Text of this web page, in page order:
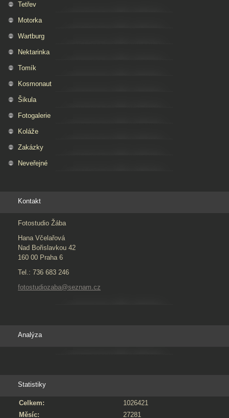
Tetřev
Motorka
Wartburg
Nektarinka
Tomík
Kosmonaut
Šikula
Fotogalerie
Koláže
Zakázky
Neveřejné
Kontakt
Fotostudio Žába
Hana Včelařová
Nad Bořislavkou 42
160 00 Praha 6
Tel.: 736 683 246
fotostudiozaba@seznam.cz
Analýza
Statistiky
Celkem:
1026421
Měsíc:
27281